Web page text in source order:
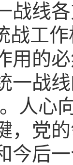
战线
战工
用的
一战
人心
，党
今后